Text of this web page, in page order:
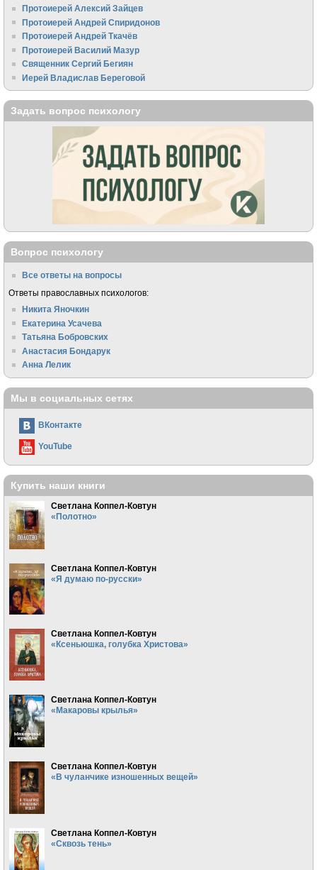
Протоиерей Алексий Зайцев
Протоиерей Андрей Спиридонов
Протоиерей Андрей Ткачёв
Протоиерей Василий Мазур
Священник Сергий Бегиян
Иерей Владислав Береговой
Задать вопрос психологу
Вопрос психологу
Все ответы на вопросы
Ответы православных психологов:
Никита Яночкин
Екатерина Усачева
Татьяна Бобровских
Анастасия Бондарук
Анна Лелик
Мы в социальных сетях
ВКонтакте
YouTube
Купить наши книги
Светлана Коппел-Ковтун
«Полотно»
Светлана Коппел-Ковтун
«Я думаю по-русски»
Светлана Коппел-Ковтун
«Ксеньюшка, голубка Христова»
Светлана Коппел-Ковтун
«Макаровы крылья»
Светлана Коппел-Ковтун
«В чуланчике изношенных вещей»
Светлана Коппел-Ковтун
«Сквозь тень»